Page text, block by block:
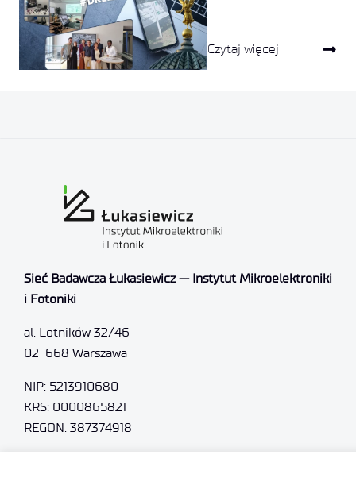
Czytaj więcej
Sieć Badawcza Łukasiewicz — Instytut Mikroelektroniki
i Fotoniki
al. Lotników 32/46
02-668 Warszawa
NIP: 5213910680
KRS: 0000865821
REGON: 387374918